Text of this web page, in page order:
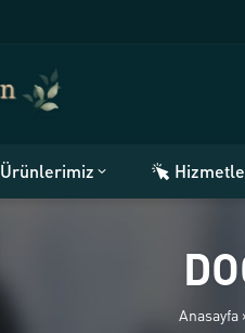
Ürünlerimiz
Anasayfa